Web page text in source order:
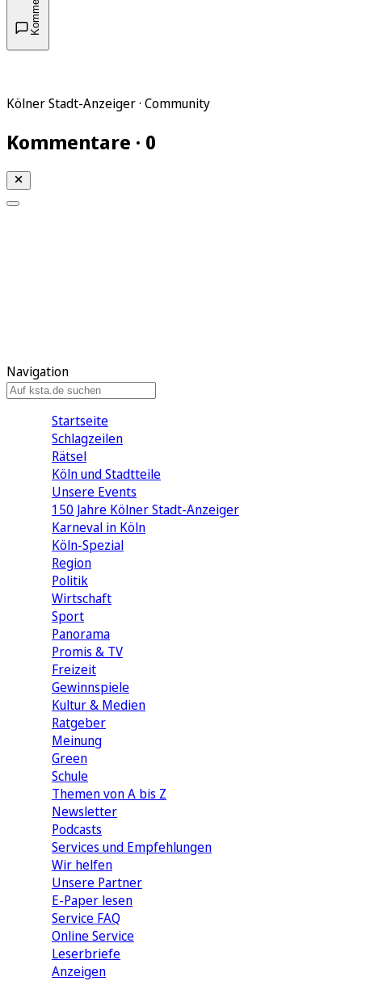
Kölner Stadt-Anzeiger · Community
Kommentare · 0
Navigation
Startseite
Schlagzeilen
Rätsel
Köln und Stadtteile
Unsere Events
150 Jahre Kölner Stadt-Anzeiger
Karneval in Köln
Köln-Spezial
Region
Politik
Wirtschaft
Sport
Panorama
Promis & TV
Freizeit
Gewinnspiele
Kultur & Medien
Ratgeber
Meinung
Green
Schule
Themen von A bis Z
Newsletter
Podcasts
Services und Empfehlungen
Wir helfen
Unsere Partner
E-Paper lesen
Service FAQ
Online Service
Leserbriefe
Anzeigen